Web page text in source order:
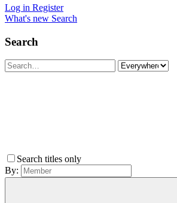
Log in Register
What's new Search
Search
Search titles only
By: